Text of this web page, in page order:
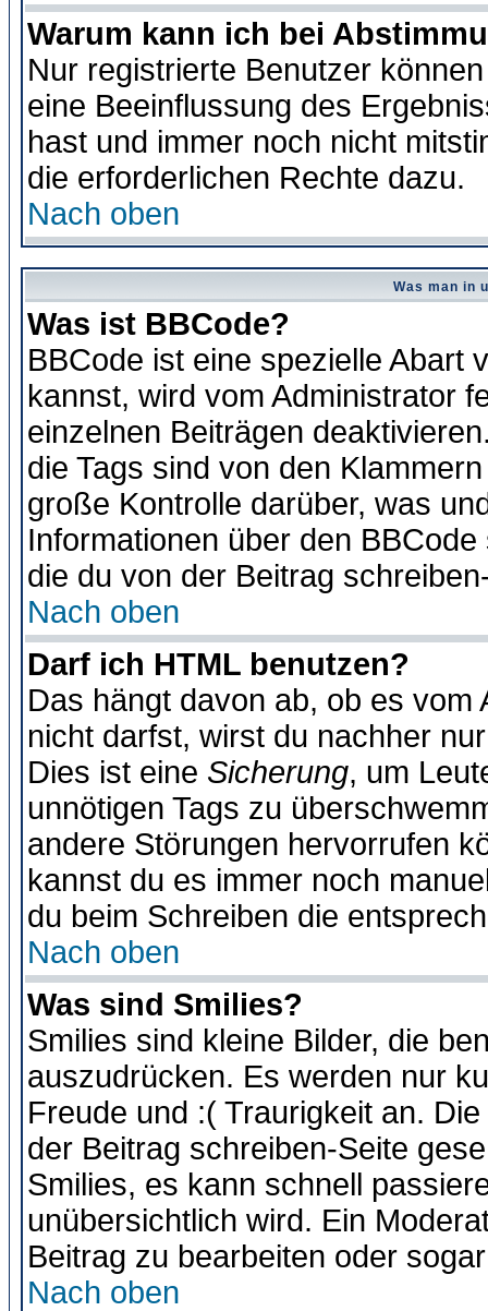
Warum kann ich bei
Nur registrierte Benutzer
eine Beeinflussung des
hast und immer noch nicht
die erforderlichen Rechte dazu.
Nach oben
Was man in
Was ist BBCode?
BBCode ist eine spezielle Abart
kannst, wird vom Administrator
einzelnen Beiträgen
die Tags sind von den
große Kontrolle darüber, was
Informationen über den
die du von der Beitrag
Nach oben
Darf ich HTML benutzen?
Das hängt davon ab, ob es
nicht darfst, wirst du nachher
Dies ist eine Sicherung, um
unnötigen Tags zu
andere Störungen hervorrufen
kannst du es immer noch
du beim Schreiben die
Nach oben
Was sind Smilies?
Smilies sind kleine Bilder, die
auszudrücken. Es werden nur
Freude und :( Traurigkeit an.
der Beitrag schreiben-Seite
Smilies, es kann schnell
unübersichtlich wird. Ein
Beitrag zu bearbeiten oder
Nach oben